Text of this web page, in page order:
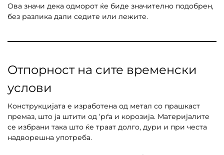
Ова значи дека одморот ќе биде значително подобрен,
без разлика дали седите или лежите.
Отпорност на сите временски
услови
Конструкцијата е изработена од метал со прашкаст
премаз, што ја штити од ‘рѓа и корозија. Материјалите
се избрани така што ќе траат долго, дури и при честа
надворешна употреба.